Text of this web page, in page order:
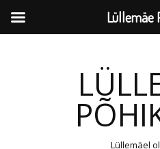
Lüllemäel
Lüllemäe